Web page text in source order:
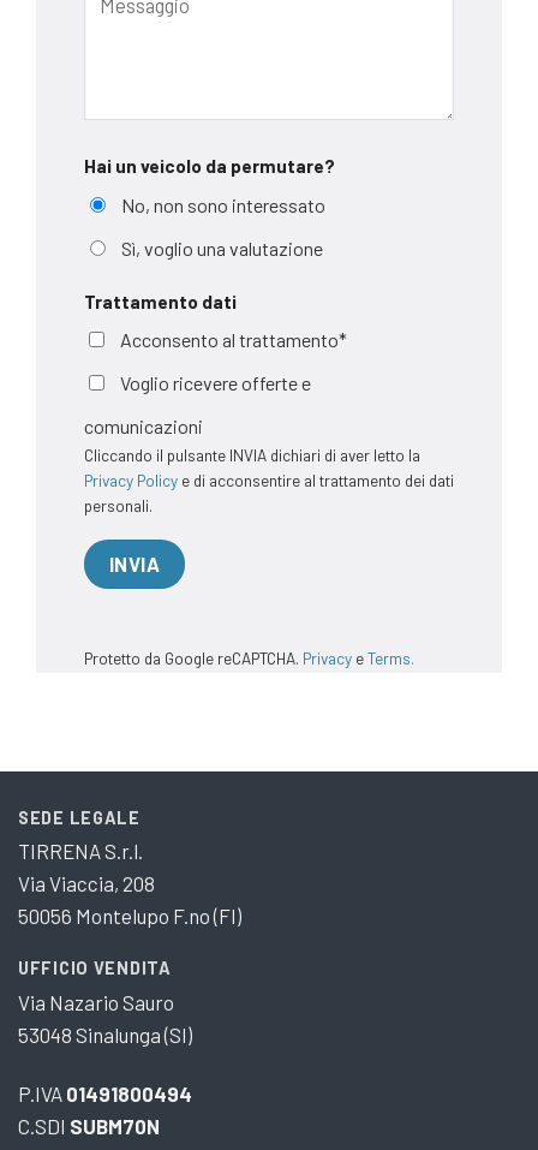
Hai un veicolo da permutare?
No, non sono interessato
Sì, voglio una valutazione
Trattamento dati
Acconsento al trattamento*
Voglio ricevere offerte e
comunicazioni
Cliccando il pulsante INVIA dichiari di aver letto la
Privacy Policy e di acconsentire al trattamento dei dati
personali.
Protetto da Google reCAPTCHA. Privacy eTerms.
SEDE LEGALE
TIRRENA S.r.l.
Via Viaccia, 208
50056 Montelupo F.no (FI)
UFFICIO VENDITA
Via Nazario Sauro
53048 Sinalunga (SI)
P.IVA 01491800494
C.SDI SUBM70N